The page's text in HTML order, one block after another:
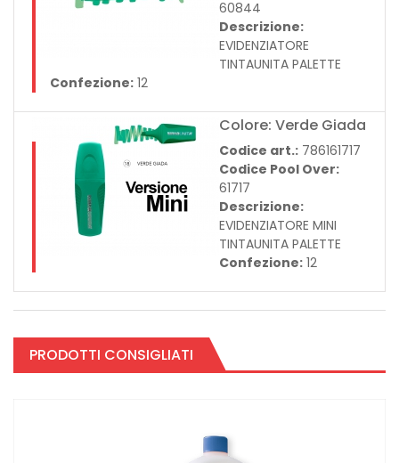
60844
Descrizione:
EVIDENZIATORE
TINTAUNITA PALETTE
Confezione: 12
Colore: Verde Giada
Codice art.: 786161717
Codice Pool Over:
61717
Descrizione:
EVIDENZIATORE MINI
TINTAUNITA PALETTE
Confezione: 12
PRODOTTI CONSIGLIATI